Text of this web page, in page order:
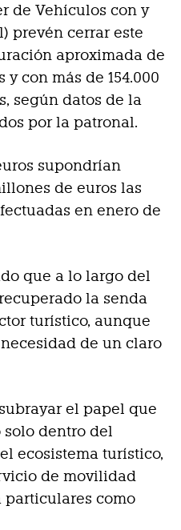
de Vehículos con y
prevén cerrar este
aproximada de
y con más de 154.000
según datos de la
por la patronal.
supondrían
de euros las
en enero de
que a lo largo del
la senda
turístico, aunque
de un claro
el papel que
solo dentro del
ecosistema turístico,
de movilidad
particulares como